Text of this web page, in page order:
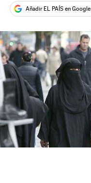
Añadir EL PAÍS en Google